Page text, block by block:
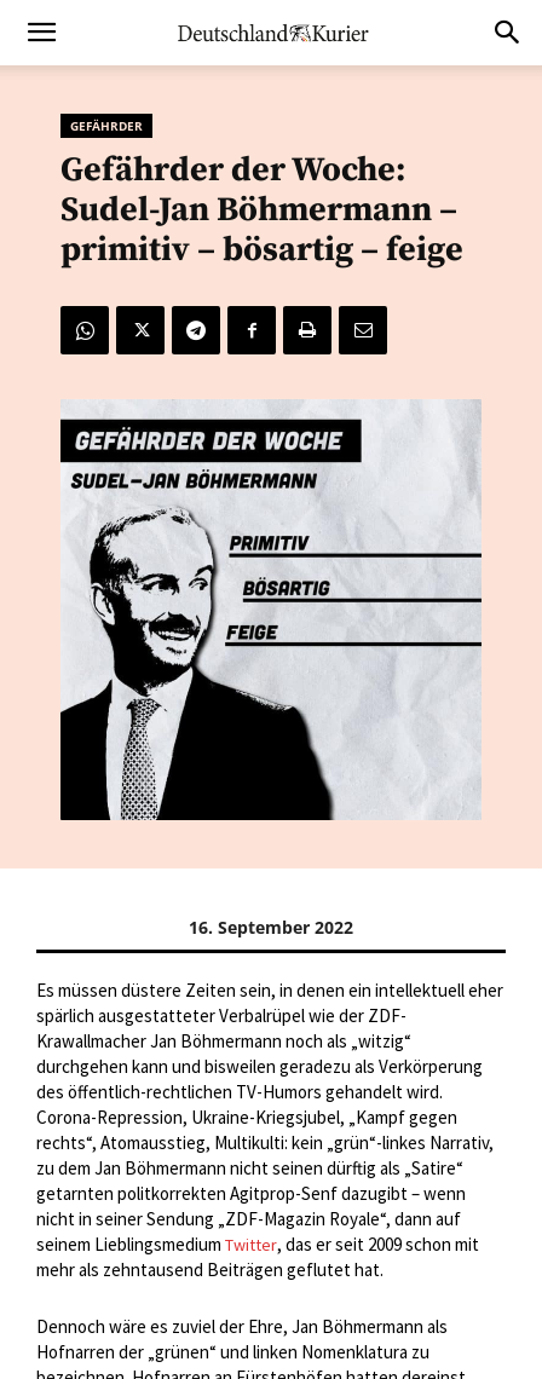
GEFÄHRDER
Gefährder der Woche:
Sudel-Jan Böhmermann –
primitiv – bösartig – feige
16. September 2022
Es müssen düstere Zeiten sein, in denen ein intellektuell eher
spärlich ausgestatteter Verbalrüpel wie der ZDF-
Krawallmacher Jan Böhmermann noch als „witzig“
durchgehen kann und bisweilen geradezu als Verkörperung
des öffentlich-rechtlichen TV-Humors gehandelt wird.
Corona-Repression, Ukraine-Kriegsjubel, „Kampf gegen
rechts“, Atomausstieg, Multikulti: kein „grün“-linkes Narrativ,
zu dem Jan Böhmermann nicht seinen dürftig als „Satire“
getarnten politkorrekten Agitprop-Senf dazugibt – wenn
nicht in seiner Sendung „ZDF-Magazin Royale“, dann auf
seinem Lieblingsmedium Twitter, das er seit 2009 schon mit
mehr als zehntausend Beiträgen geflutet hat.
Dennoch wäre es zuviel der Ehre, Jan Böhmermann als
Hofnarren der „grünen“ und linken Nomenklatura zu